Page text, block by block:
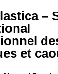
–
et